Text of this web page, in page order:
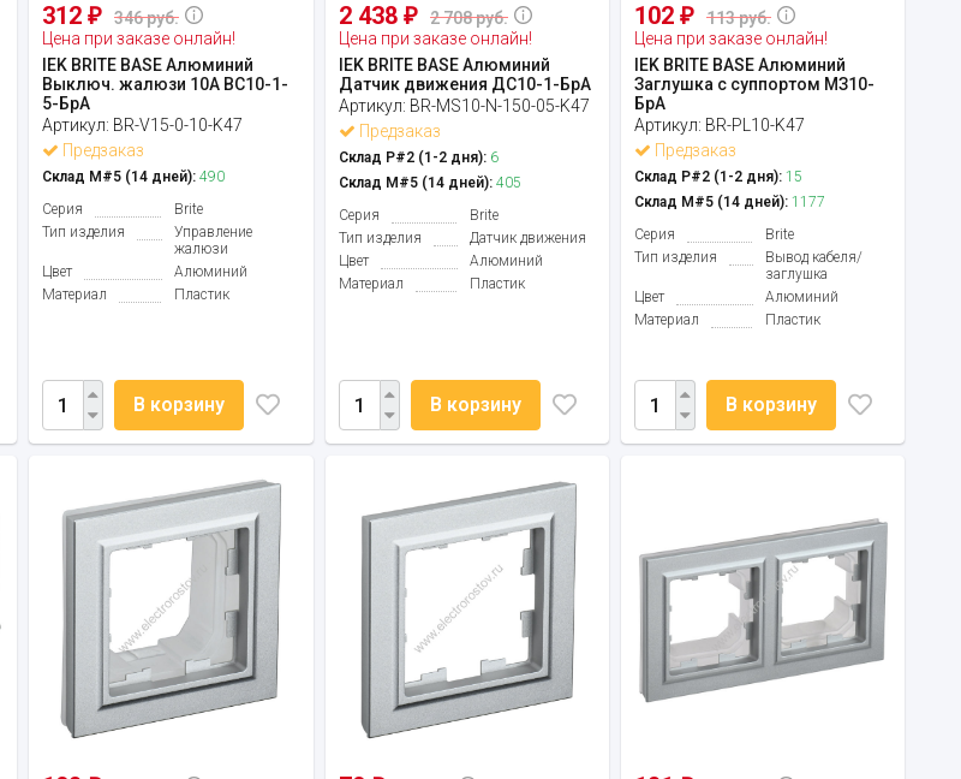
312₽
346 руб.
Цена при заказе онлайн!
IEK BRITE BASE Алюминий
Выключ. жалюзи 10А ВС10-1-
5-БрА
Артикул: BR-V15-0-10-K47
Предзаказ
Склад М#5 (14 дней): 490
Серия
Brite
Тип изделия
Управление
жалюзи
Цвет
Алюминий
Материал
Пластик
В корзину
2 438 ₽
2 708 руб.
Цена при заказе онлайн!
IEK BRITE BASE Алюминий
Датчик движения ДС10-1-БрА
Артикул: BR-MS10-N-150-05-K47
Предзаказ
Склад Р#2 (1-2 дня): 6
Склад М#5 (14 дней): 405
Серия
Brite
Тип изделия
Датчик движения
Цвет
Алюминий
Материал
Пластик
В корзину
102 ₽
113 руб.
Цена при заказе онлайн!
IEK BRITE BASE Алюминий
Заглушка c суппортом МЗ10-
БрА
Артикул: BR-PL10-K47
Предзаказ
Склад Р#2 (1-2 дня): 15
Склад М#5 (14 дней): 1177
Серия
Brite
Тип изделия
Вывод кабеля/
заглушка
Цвет
Алюминий
Материал
Пластик
В корзину